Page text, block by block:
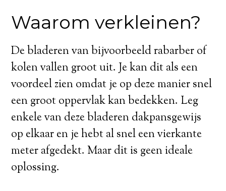
Waarom verkleinen?
De bladeren van bijvoorbeeld rabarber of
kolen vallen groot uit. Je kan dit als een
voordeel zien omdat je op deze manier snel
een groot oppervlak kan bedekken. Leg
enkele van deze bladeren dakpansgewijs
op elkaar en je hebt al snel een vierkante
meter afgedekt. Maar dit is geen ideale
oplossing.